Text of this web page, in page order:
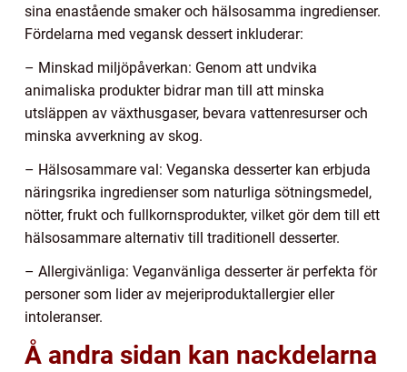
sina enastående smaker och hälsosamma ingredienser.
Fördelarna med vegansk dessert inkluderar:
– Minskad miljöpåverkan: Genom att undvika
animaliska produkter bidrar man till att minska
utsläppen av växthusgaser, bevara vattenresurser och
minska avverkning av skog.
– Hälsosammare val: Veganska desserter kan erbjuda
näringsrika ingredienser som naturliga sötningsmedel,
nötter, frukt och fullkornsprodukter, vilket gör dem till ett
hälsosammare alternativ till traditionell desserter.
– Allergivänliga: Veganvänliga desserter är perfekta för
personer som lider av mejeriproduktallergier eller
intoleranser.
Å andra sidan kan nackdelarna